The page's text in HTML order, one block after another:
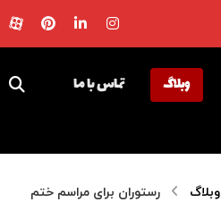
وبلاگ تماس با ما
وبلاگ رستوران برای مراسم ختم